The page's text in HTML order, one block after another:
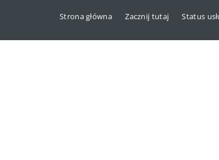
Strona główna Zacznij tutaj Status